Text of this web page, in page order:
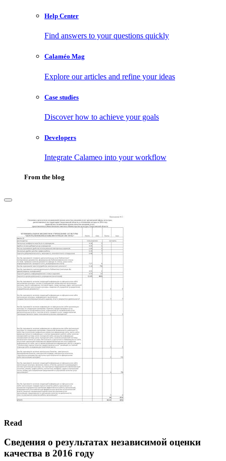
Help Center
Find answers to your questions quickly
Calaméo Mag
Explore our articles and refine your ideas
Case studies
Discover how to achieve your goals
Developers
Integrate Calameo into your workflow
From the blog
Read
Сведения о результатах независимой оценки
качества в 2016 году